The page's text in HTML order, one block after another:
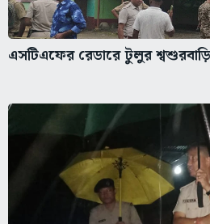
এসটিএফের রেডারে টুলুর